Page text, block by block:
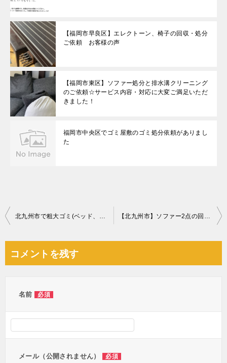
【福岡市早良区】エレクトーン、椅子の回収・処分
ご依頼 お客様の声
【福岡市東区】ソファー処分と排水溝クリーニング
のご依頼☆サービス内容・対応に大変ご満足いただ
きました！
福岡市中央区でゴミ屋敷のゴミ処分依頼がありまし
た
投
ビ
北九州市で粗大ゴミ(ベッド、ソファー、サンドバッグなど)の回収のご依頼 お客様の声 【北九州市】ソファー2点の回収☆店内がスッキリと片付きご満足いただけました！
コメントを残す
名前 必須
メール（公開されません） 必須